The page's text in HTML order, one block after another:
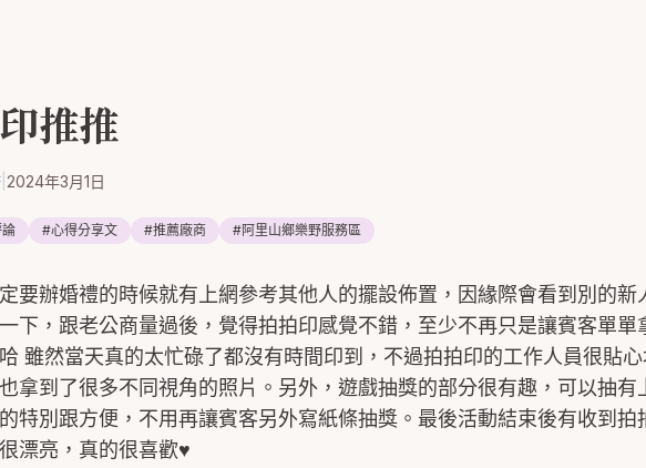
推推
2024年3月1日
#心得分享文 #推薦廠商 #阿里山鄉樂野服務區
要辦婚禮的時候就有上網參考其他人的擺設佈置，因緣際會看到別的新
下，跟老公商量過後，覺得拍拍印感覺不錯，至少不再只是讓賓客單
雖然當天真的太忙碌了都沒有時間印到，不過拍拍印的工作人員很貼
拿到了很多不同視角的照片。另外，遊戲抽獎的部分很有趣，可以抽
特別跟方便，不用再讓賓客另外寫紙條抽獎。最後活動結束後有收到拍
漂亮，真的很喜歡♥